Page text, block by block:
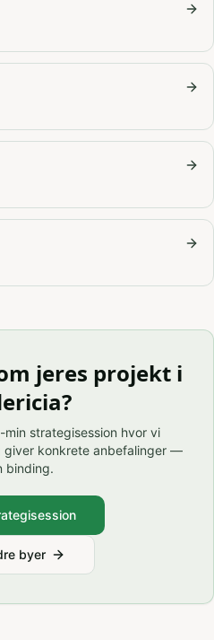
jeres projekt i
?
strategisession hvor vi
konkrete anbefalinger —
binding.
byer